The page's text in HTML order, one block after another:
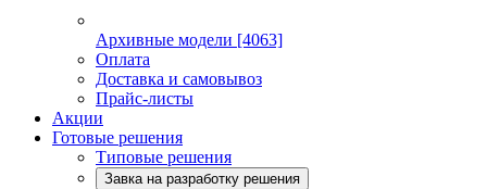
Архивные модели [4063]
Оплата
Доставка и самовывоз
Прайс-листы
Акции
Готовые решения
Типовые решения
Завка на разработку решения